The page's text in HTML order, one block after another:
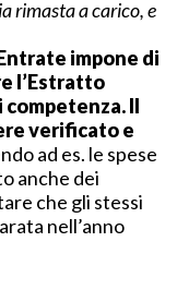
rimasta a carico, e
impone di
l’Estratto
Il
verificato e
ad es. le spese
anche dei
che gli stessi
nell’anno